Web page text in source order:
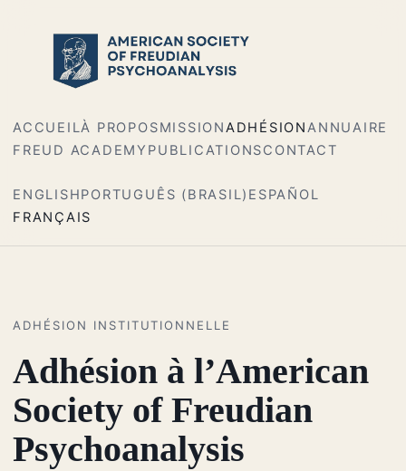
ACCUEILÀ PROPOSMISSIONADHÉSIONANNUAIRE
FREUD ACADEMY PUBLICATIONSCONTACT
ENGLISHPORTUGUÊS (BRASIL) ESPAÑOL
FRANÇAIS
ADHÉSION INSTITUTIONNELLE
Adhésion à l’American
Society of Freudian
Psychoanalysis